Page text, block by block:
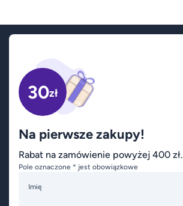
30zł
Na pierwsze zakupy!
Rabat na zamówienie powyżej 400 zł.
Pole oznaczone * jest obowiązkowe
Imię